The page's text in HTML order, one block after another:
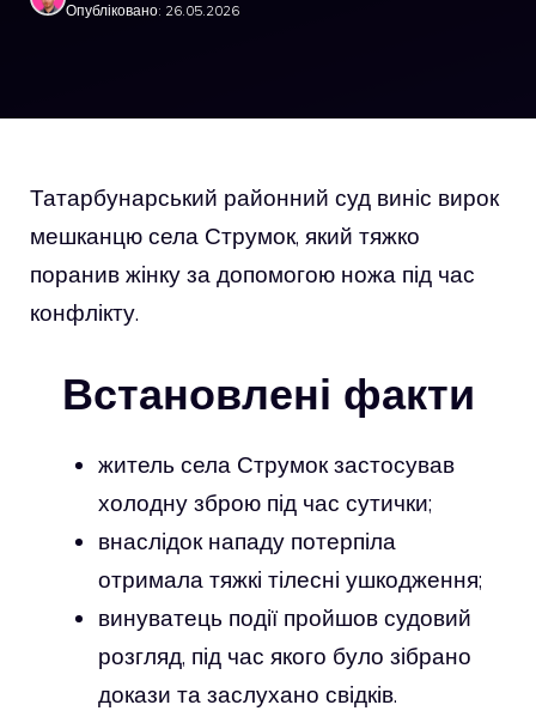
Опубліковано: 26.05.2026
Татарбунарський районний суд виніс вирок
мешканцю села Струмок, який тяжко
поранив жінку за допомогою ножа під час
конфлікту.
Встановлені факти
житель села Струмок застосував
холодну зброю під час сутички;
внаслідок нападу потерпіла
отримала тяжкі тілесні ушкодження;
винуватець події пройшов судовий
розгляд, під час якого було зібрано
докази та заслухано свідків.